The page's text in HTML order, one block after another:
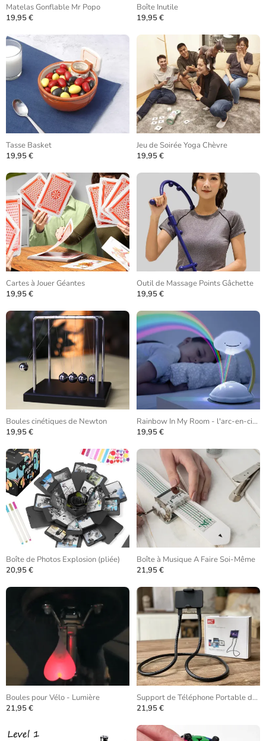
Matelas Gonflable Mr Popo
19,95 €
Boîte Inutile
19,95 €
Tasse Basket
19,95 €
Jeu de Soirée Yoga Chèvre
19,95 €
Cartes à Jouer Géantes
19,95 €
Outil de Massage Points Gâchette
19,95 €
Boules cinétiques de Newton
19,95 €
Rainbow In My Room - l'arc-en-ciel domestiqué
19,95 €
Boîte de Photos Explosion (pliée)
20,95 €
Boîte à Musique A Faire Soi-Même
21,95 €
Boules pour Vélo - Lumière
21,95 €
Support de Téléphone Portable de Cou
21,95 €